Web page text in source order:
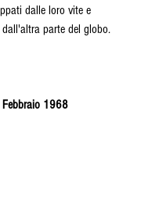
dalle loro vite e
parte del globo.
Febbraio 1968